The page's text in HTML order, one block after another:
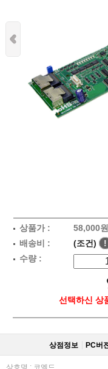
상품가 : 58,000원
배송비 :
(조건)
!
수량 :
선택하신 상
상점정보 PC버
상호명 : 코엘드